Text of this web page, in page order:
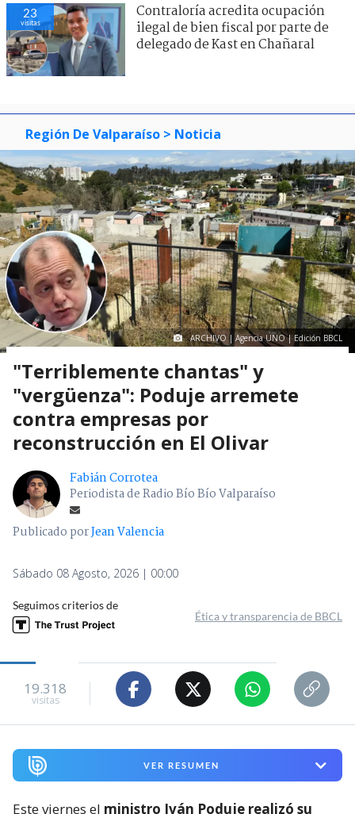
23
visitas
Contraloría acredita ocupación
ilegal de bien fiscal por parte de
delegado de Kast en Chañaral
Región De Valparaíso > Noticia
ARCHIVO | Agencia UNO | Edición BBCL
"Terriblemente chantas" y
"vergüenza": Poduje arremete
contra empresas por
reconstrucción en El Olivar
Fabián Corrotea
Periodista de Radio Bío Bío Valparaíso
Publicado porJean Valencia
Sábado 08 Agosto, 2026 | 00:00
Seguimos criterios de
Ética y transparencia de BBCL
19.318
visitas
VER RESUMEN
Este viernes el ministro Iván Poduje realizó su